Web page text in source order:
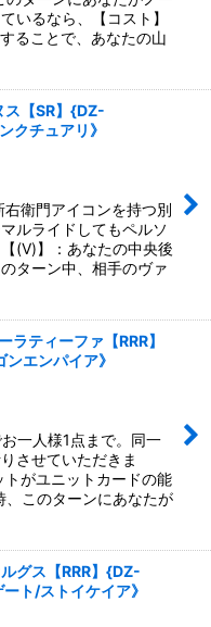
いるなら、【コスト】
ることで、あなたの山
ス【SR】{DZ-
クチュアリ》
右衛門アイコンを持つ別
ルライドしてもペルソ
(V)】：あなたの中央後
ターン中、相手のヴァ
ティーファ【RRR】
エンパイア》
一人様1点まで。同一
させていただきま
がユニットカードの能
、このターンにあなたが
グス【RRR】{DZ-
ト/ストイケイア》